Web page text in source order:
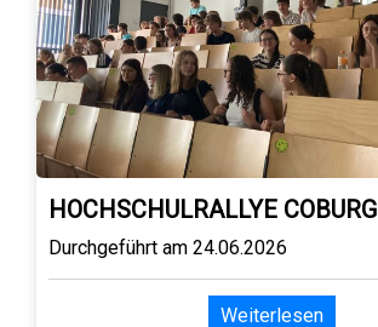
HOCHSCHULRALLYE COBURG
Durchgeführt am 24.06.2026
Weiterlesen